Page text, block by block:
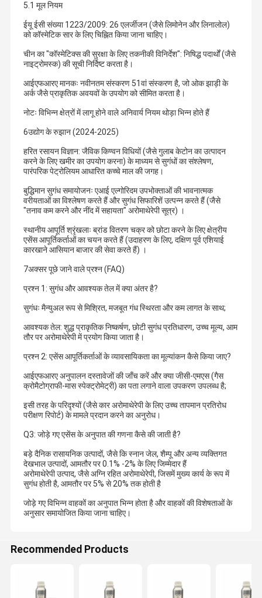
5.1 मूल नियम
ईयू ईसी संख्या 1223/2009: 26 एलर्जीजन (जैसे लिमोनेन और लिनालोल)
को कॉस्मेटिक सार के लिए चिह्नित किया जाना चाहिए।
चीन का "कॉस्मेटिक्स की सुरक्षा के लिए तकनीकी विनिर्देश": निषिद्ध पदार्थों (जैसे
नाइट्रोमस्क) की सूची निर्दिष्ट करता है।
आईएफआरए मानकः नवीनतम संस्करण 51वां संस्करण है, जो ओक झाड़ी के
अर्क जैसे प्राकृतिक अवयवों के उपयोग को सीमित करता है।
नोटः विभिन्न क्षेत्रों में लागू होने वाले अनिवार्य नियम थोड़ा भिन्न होते हैं
6उद्योग के रुझान (2024-2025)
हरित रसायन विज्ञान: जैविक किण्वन विधियों (जैसे गुलाब केटोन का उत्पादन
करने के लिए खमीर का उपयोग करना) के माध्यम से सुगंधों का संश्लेषण,
पारंपरिक पेट्रोलियम आधारित कच्चे माल की जगह।
बुद्धिमान सुगंध समायोजनः एआई एल्गोरिदम उपभोक्ताओं की भावनात्मक
वरीयताओं का विश्लेषण करते हैं और सुगंध सिफारिशें उत्पन्न करते हैं (जैसे
"तनाव कम करने और नींद में सहायता" अरोमाथेरेपी सूत्र) ।
स्थानीय आपूर्ति श्रृंखलाः ब्रांड वितरण चक्र को छोटा करने के लिए क्षेत्रीय
एसेंस आपूर्तिकर्ताओं का चयन करते हैं (उदाहरण के लिए, दक्षिण पूर्व एशियाई
कारखाने आसियान बाजार की सेवा करते हैं) ।
7अक्सर पूछे जाने वाले प्रश्न (FAQ)
प्रश्न 1: सुगंध और आवश्यक तेल में क्या अंतर है?
सुगंधः मैन्युअल रूप से मिश्रित, मजबूत गंध स्थिरता और कम लागत के साथ;
आवश्यक तेल: शुद्ध प्राकृतिक निष्कर्षण, छोटी सुगंध प्रतिधारण, उच्च मूल्य, आम
तौर पर अरोमाथेरेपी में प्रयोग किया जाता है।
प्रश्न 2: एसेंस आपूर्तिकर्ताओं के व्यावसायिकता का मूल्यांकन कैसे किया जाए?
आईएफआरए अनुपालन दस्तावेजों की जाँच करें और क्या जीसी-एमएस (गैस
क्रोमैटोग्राफी-मास स्पेक्ट्रोमेट्री) का पता लगाने वाला उपकरण उपलब्ध है;
इसी तरह के परिदृश्यों (जैसे कार अरोमाथेरेपी के लिए उच्च तापमान प्रतिरोध
परीक्षण रिपोर्ट) के मामले प्रदान करने का अनुरोध।
Q3: जोड़े गए एसेंस के अनुपात की गणना कैसे की जाती है?
बड़े दैनिक रासायनिक उत्पादों, जैसे कि स्नान जेल, शैम्पू और अन्य व्यक्तिगत
देखभाल उत्पादों, आमतौर पर 0.1% -2% के लिए जिम्मेदार हैं
अरोमाथेरेपी उत्पाद, जैसे अग्नि रहित अरोमाथेरेपी, जिसमें मुख्य कार्य के रूप में
सुगंध होती है, आमतौर पर 5% से 20% तक होती है
जोड़े गए विभिन्न वाहकों का अनुपात भिन्न होता है और वाहकों की विशेषताओं के
अनुसार समायोजित किया जाना चाहिए।
Recommended Products